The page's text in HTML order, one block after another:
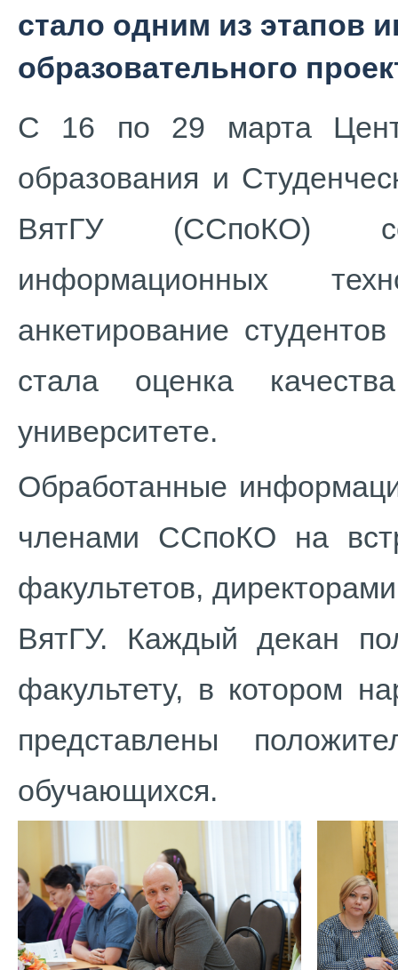
стало одним из этапов
образовательного
С 16 по 29 марта
образования и
ВятГУ (ССпоКО)
информационных
анкетирование
стала оценка
университете.
Обработанные
членами ССпоКО на
факультетов,
ВятГУ. Каждый декан
факультету, в котором
представлены
обучающихся.